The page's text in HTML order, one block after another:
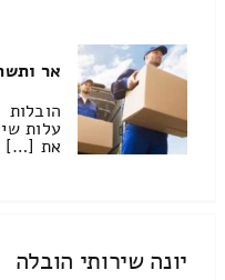
אר
הובלות
עלות
את […]
יונה שירותי הובלה